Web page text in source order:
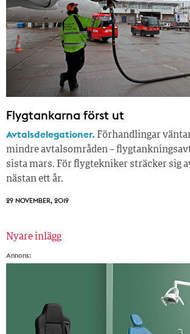
Flygtankarna först ut
Avtalsdelegationer. Förhandlingar
mindre avtalsområden –
sista mars. För flygtekniker sträcker sig
nästan ett år.
29 NOVEMBER, 2019
Inläggsnavigering
Nyare inlägg
Annons: